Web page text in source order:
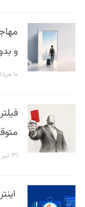
و
۱۰ مرداد ۱۴۰۵
۳۱ تیر ۱۴۰۵